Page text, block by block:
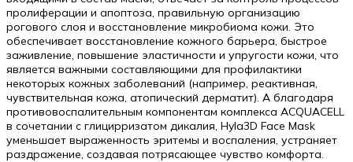
пролиферации и апоптоза, правильную организацию
рогового слоя и восстановление микробиома кожи. Это
обеспечивает восстановление кожного барьера, быстрое
заживление, повышение эластичности и упругости кожи, что
является важными составляющими для профилактики
некоторых кожных заболеваний (например, реактивная,
чувствительная кожа, атопический дерматит). А благодаря
противовоспалительным компонентам комплекса AСQUACELL
в сочетании с глицирризатом дикалия, Hyla3D Face Mask
уменьшает выраженность эритемы и воспаления, устраняет
раздражение, создавая потрясающее чувство комфорта.